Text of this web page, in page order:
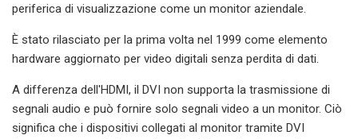
periferica di visualizzazione come un monitor aziendale.
È stato rilasciato per la prima volta nel 1999 come elemento
hardware aggiornato per video digitali senza perdita di dati.
A differenza dell'HDMI, il DVI non supporta la trasmissione di
segnali audio e può fornire solo segnali video a un monitor. Ciò
significa che i dispositivi collegati al monitor tramite DVI